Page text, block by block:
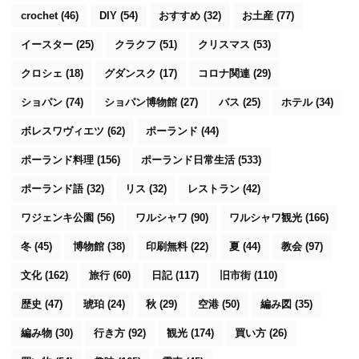
crochet(46) DIY (54) おすすめ (32) お土産 (77)
イースター (25) クラクフ (51) クリスマス (53)
クロシェ (18) グダンスク (17) コロナ関連 (29)
ショパン (74) ショパン博物館 (27) バス (25) ホテル(34)
ボレスワヴィエツ (62) ポーランド (44)
ポーランド料理 (156) ポーランド日常生活(533)
ポーランド語(32) リス (32) レストラン (42)
ワジェンキ公園 (56) ワルシャワ (90) ワルシャワ観光 (166)
冬 (45) 博物館 (38) 印刷無料(22) 夏 (44) 教会 (97)
文化(162) 旅行 (60) 日記(117) 旧市街 (110)
歴史 (47) 琥珀 (24) 秋 (29) 空港 (50) 編み図 (35)
編み物 (30) 行き方 (92) 観光 (174) 買い方 (26)